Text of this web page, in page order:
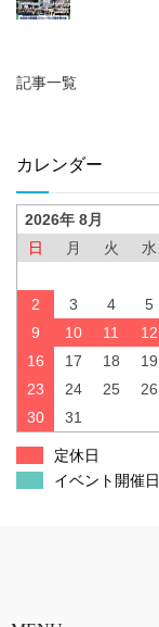
記事一覧
カレンダー
2026年 8月
日
月 火 水
2
3 4 5
9
10 11 12
16
17 18 19
23
24 25 26
30
31
定休日
イベント開催日